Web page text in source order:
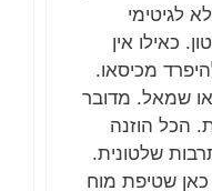
לגיטימי
כאילו אין
מכיסאו.
שמאל. מדובר
הכל הוזנה
שלטונית.
שטיפת מוח